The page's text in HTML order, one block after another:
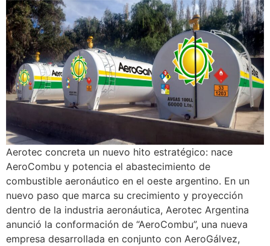
Aerotec concreta un nuevo hito estratégico: nace
AeroCombu y potencia el abastecimiento de
combustible aeronáutico en el oeste argentino. En un
nuevo paso que marca su crecimiento y proyección
dentro de la industria aeronáutica, Aerotec Argentina
anunció la conformación de “AeroCombu”, una nueva
empresa desarrollada en conjunto con AeroGálvez,